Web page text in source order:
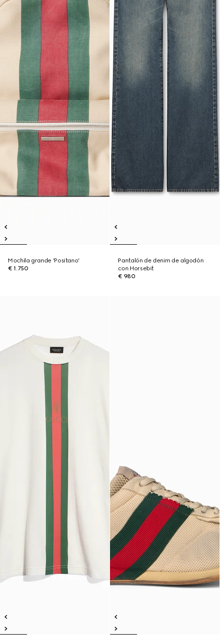
Mochila grande 'Positano'
€ 1.750
Pantalón de denim de algodón
con Horsebit
€ 980